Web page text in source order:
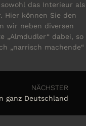
das Interieur als
Hier können Sie den
wir neben diversen
„Almdudler“ dabei, so
„narrisch machende“
NÄCHSTER
ganz Deutschland